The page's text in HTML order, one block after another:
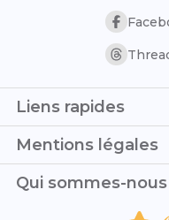
Liens rapides
Page d'accueil
Trouver son stage
Trouver son alternance
Liste des
Mentions légales
C.G.V. - C.G.U.
Qui sommes-nous